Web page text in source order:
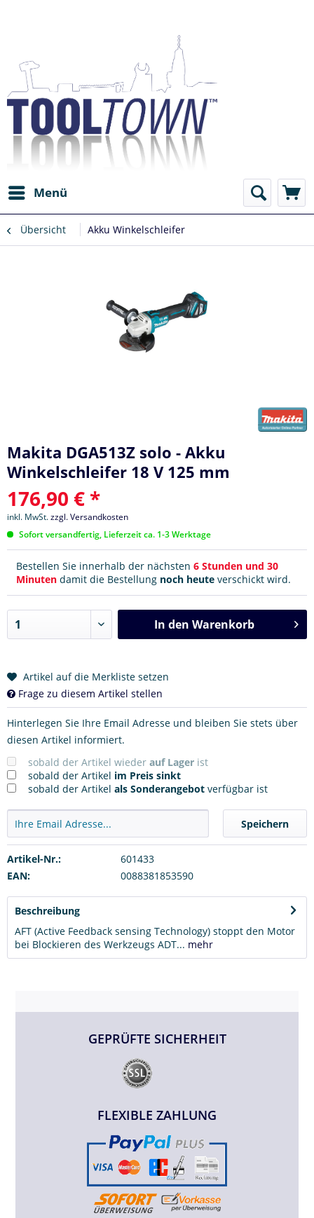
Menü
Übersicht Akku Winkelschleifer
Makita DGA513Z solo - Akku
Winkelschleifer 18 V 125 mm
176,90 € *
inkl. MwSt.zzgl. Versandkosten
Sofort versandfertig, Lieferzeit ca. 1-3 Werktage
Bestellen Sie innerhalb der nächsten 6 Stunden und 30
Minuten damit die Bestellung noch heute verschickt wird.
In den Warenkorb
Artikel auf die Merkliste setzen
Frage zu diesem Artikel stellen
Hinterlegen Sie Ihre Email Adresse und bleiben Sie stets über
diesen Artikel informiert.
sobald der Artikel wieder auf Lager ist
sobald der Artikel im Preis sinkt
sobald der Artikel als Sonderangebot verfügbar ist
Speichern
Artikel-Nr.:
601433
EAN:
0088381853590
Beschreibung
AFT (Active Feedback sensing Technology) stoppt den Motor
bei Blockieren des Werkzeugs ADT... mehr
GEPRÜFTE SICHERHEIT
FLEXIBLE ZAHLUNG